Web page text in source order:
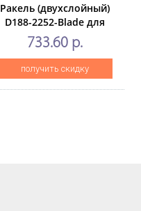
Ракель (двухслойный)
D188-2252-Blade для
RICOHMPC2011SP/C2504,
IM C2500A (CET),
CET281099
733.60 р.
получить скидку